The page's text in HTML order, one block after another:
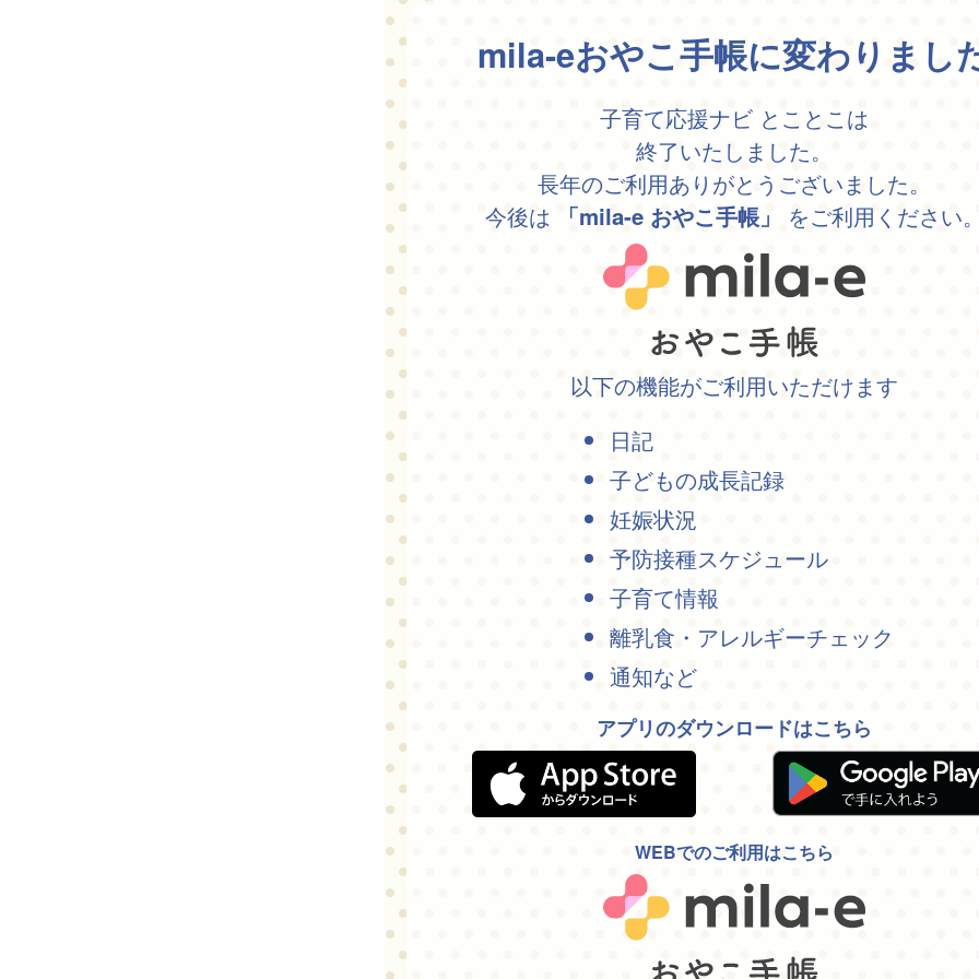
mila-eおやこ手帳に変わりまし
子育て応援ナビ とことこは
終了いたしました。
長年のご利用ありがとうございました。
今後は
「mila-e おやこ手帳」 をご利用ください
以下の機能がご利用いただけます
日記
子どもの成長記録
妊娠状況
予防接種スケジュール
子育て情報
離乳食・アレルギーチェック
通知など
アプリのダウンロードはこちら
WEBでのご利用はこちら